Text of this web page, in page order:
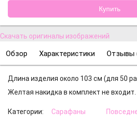
Скачать оригиналы изображений
Обзор Характеристики Отзывы
Длина изделия около 103 см (для 50
Желтая накидка в комплект не входит.
Категории: Сарафаны